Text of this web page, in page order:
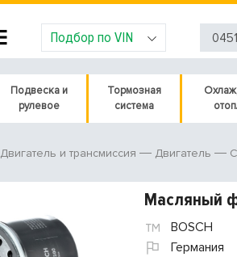
Подбор по VIN
Подвеска и
рулевое
Тормозная
система
Двигатель и трансмиссия Двигатель
Масляный
BOSCH
Германия